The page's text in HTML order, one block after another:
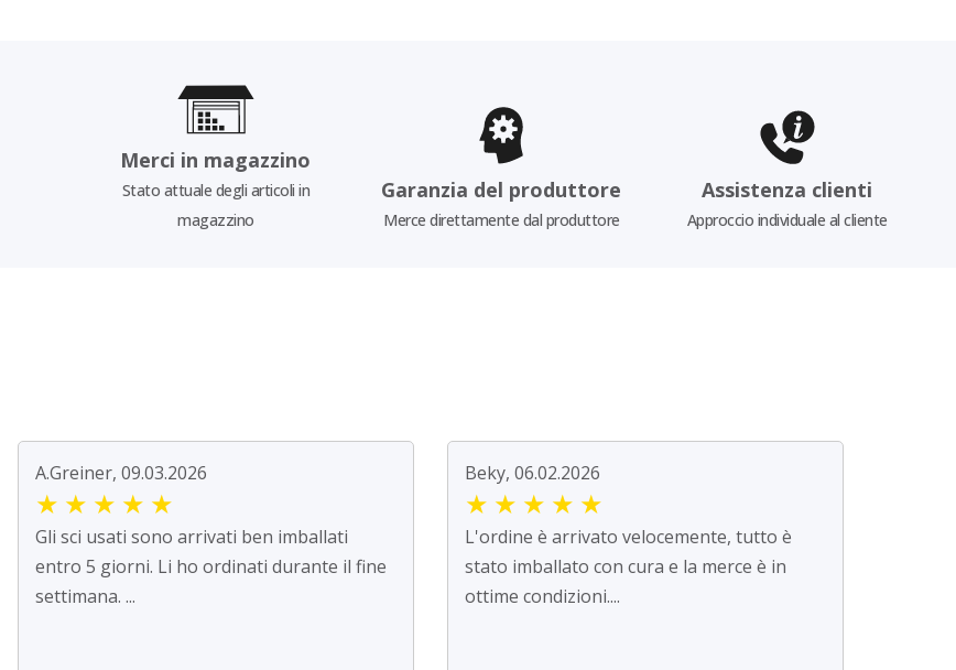
Merci in magazzino
Stato attuale degli articoli in
magazzino
Garanzia del produttore
Merce direttamente dal produttore
Assistenza clienti
Approccio individuale al cliente
A.Greiner, 09.03.2026
★ ★ ★ ★ ★
Gli sci usati sono arrivati ben imballati
entro 5 giorni. Li ho ordinati durante il fine
settimana. ...
Beky, 06.02.2026
★ ★ ★ ★ ★
L'ordine è arrivato velocemente, tutto è
stato imballato con cura e la merce è in
ottime condizioni....